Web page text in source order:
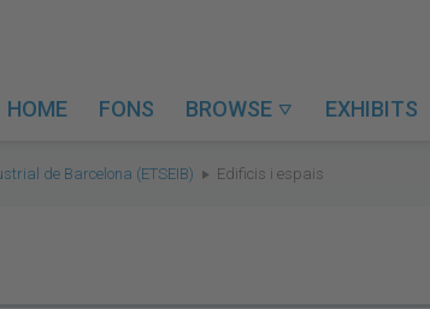
HOME FONS BROWSE  EXHIBITS
de Barcelona (ETSEIB) Edificis i espais